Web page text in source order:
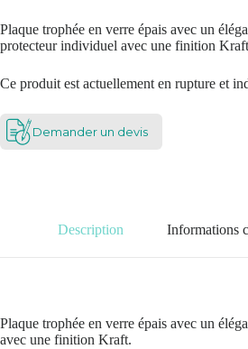
Plaque trophée en verre épais avec un
protecteur individuel avec une finition
Ce produit est actuellement en rupture et
Demander un devis
Description Informations
Plaque trophée en verre épais avec un
avec une finition Kraft.